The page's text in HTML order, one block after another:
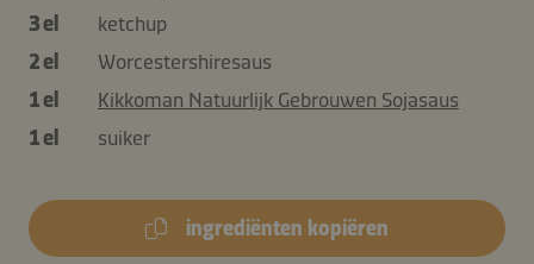
3 el
ketchup
2 el
Worcestershiresaus
1 el
Kikkoman Natuurlijk Gebrouwen Sojasaus
1 el
suiker
ingrediënten kopiëren